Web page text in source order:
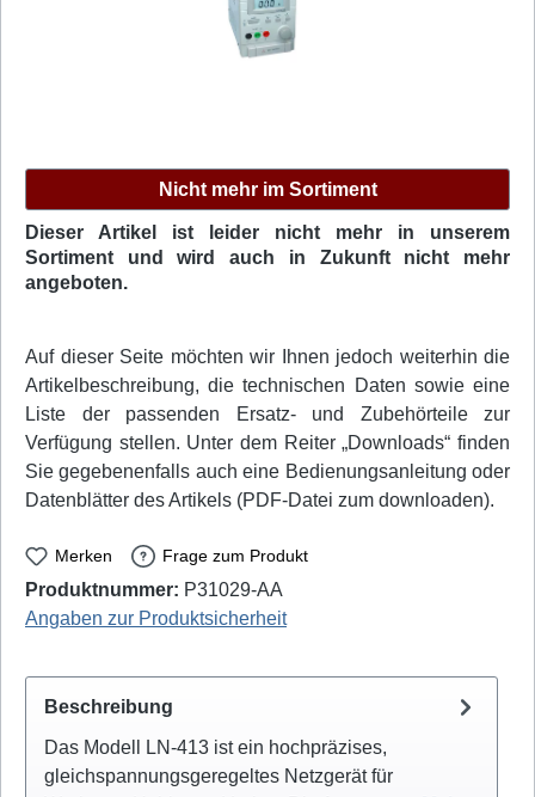
Nicht mehr im Sortiment
Dieser Artikel ist leider nicht mehr in unserem
Sortiment und wird auch in Zukunft nicht mehr
angeboten.
Auf dieser Seite möchten wir Ihnen jedoch weiterhin die
Artikelbeschreibung, die technischen Daten sowie eine
Liste der passenden Ersatz- und Zubehörteile zur
Verfügung stellen. Unter dem Reiter „Downloads“ finden
Sie gegebenenfalls auch eine Bedienungsanleitung oder
Datenblätter des Artikels (PDF-Datei zum downloaden).
Merken Frage zum Produkt
Produktnummer: P31029-AA
Angaben zur Produktsicherheit
Beschreibung
Das Modell LN-413 ist ein hochpräzises,
gleichspannungsgeregeltes Netzgerät für